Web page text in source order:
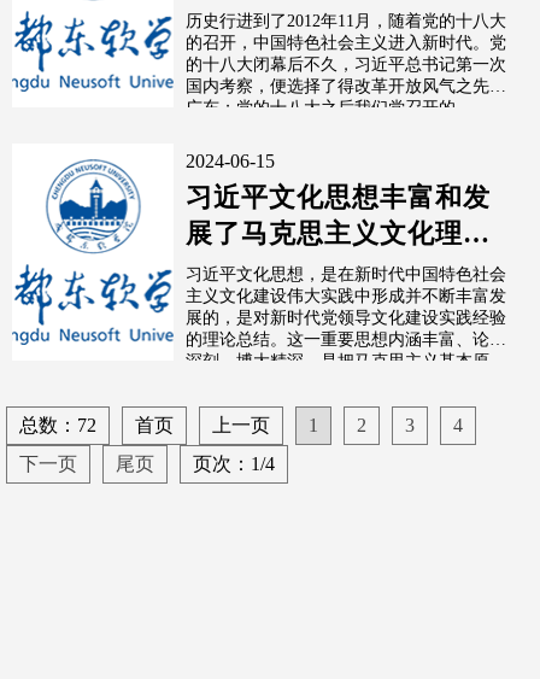
学习贯彻习近平新时代中
国特色社会...
历史行进到了2012年11月，随着党的十八大
的召开，中国特色社会主义进入新时代。党
的十八大闭幕后不久，习近平总书记第一次
国内考察，便选择了得改革开放风气之先的
广东；党的十八大之后我们党召开的...
2024-06-15
习近平文化思想丰富和发
展了马克思主义文化理论
（深入学习贯彻习近平新
时代中国特...
习近平文化思想，是在新时代中国特色社会
主义文化建设伟大实践中形成并不断丰富发
展的，是对新时代党领导文化建设实践经验
的理论总结。这一重要思想内涵丰富、论述
深刻、博大精深，是把马克思主义基本原
总数：72 首页 上一页 1 2 3
4
下一页
尾页 页次：1/4